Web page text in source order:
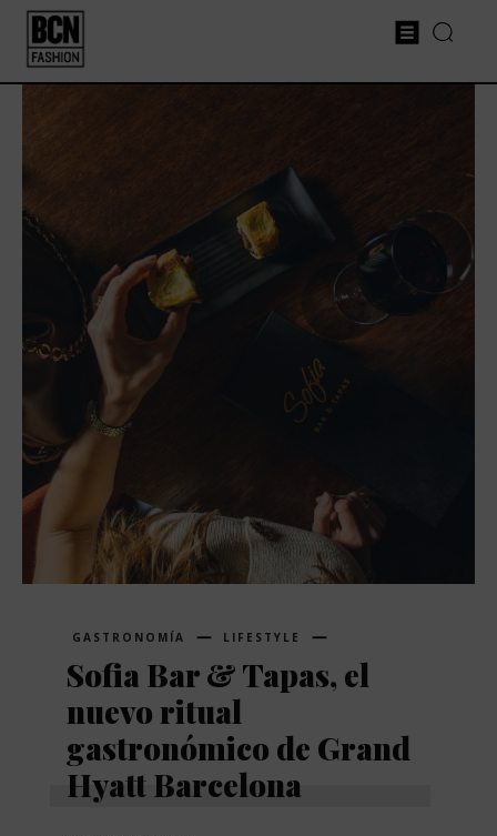
GASTRONOMÍA LIFESTYLE
Sofia Bar & Tapas, el
nuevo ritual
gastronómico de Grand
Hyatt Barcelona